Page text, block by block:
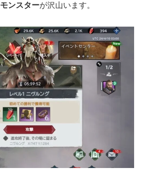
モンスターが沢山います。